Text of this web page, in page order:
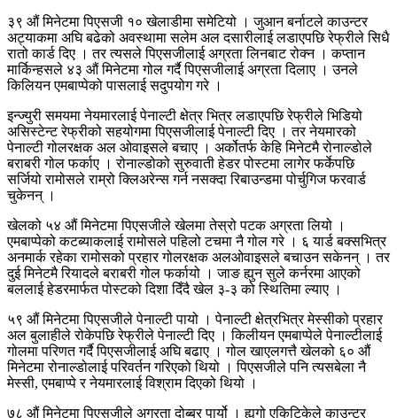
३९ औं मिनेटमा पिएसजी १० खेलाडीमा समेटियो । जुआन बर्नाटले काउन्टर
अट्याकमा अघि बढेको अवस्थामा सलेम अल दसारीलाई लडाएपछि रेफ्रीले सिधै
रातो कार्ड दिए । तर त्यसले पिएसजीलाई अग्रता लिनबाट रोक्न । कप्तान
मार्किन्हसले ४३ औं मिनेटमा गोल गर्दै पिएसजीलाई अग्रता दिलाए । उनले
किलियन एमबाप्पेको पासलाई सदुपयोग गरे ।
इन्ज्युरी समयमा नेयमारलाई पेनाल्टी क्षेत्र भित्र लडाएपछि रेफ्रीले भिडियो
असिस्टेन्ट रेफ्रीको सहयोगमा पिएसजीलाई पेनाल्टी दिए । तर नेयमारको
पेनाल्टी गोलरक्षक अल ओवाइसले बचाए । अर्कोतर्फ केहि मिनेटमै रोनाल्डोले
बराबरी गोल फर्काए । रोनाल्डोको सुरुवाती हेडर पोस्टमा लागेर फर्केपछि
सर्जियो रामोसले राम्रो क्लिअरेन्स गर्न नसक्दा रिबाउन्डमा पोर्चुगिज फरवार्ड
चुकेनन् ।
खेलको ५४ औं मिनेटमा पिएसजीले खेलमा तेस्रो पटक अग्रता लियो ।
एमबाप्पेको कटब्याकलाई रामोसले पहिलो टचमा नै गोल गरे । ६ यार्ड बक्सभित्र
अनमार्क रहेका रामोसको प्रहार गोलरक्षक अलओवाइसले बचाउन सकेनन् । तर
दुई मिनेटमै रियादले बराबरी गोल फर्कायो । जाङ ह्युन सुले कर्नरमा आएको
बललाई हेडरमार्फत पोस्टको दिशा दिँदै खेल ३-३ को स्थितिमा ल्याए ।
५९ औं मिनेटमा पिएसजीले पेनाल्टी पायो । पेनाल्टी क्षेत्रभित्र मेस्सीको प्रहार
अल बुलाहीले रोकेपछि रेफ्रीले पेनाल्टी दिए । किलीयन एमबाप्पेले पेनाल्टीलाई
गोलमा परिणत गर्दै पिएसजीलाई अघि बढाए । गोल खाएलगत्तै खेलको ६० औं
मिनेटमा रोनाल्डोलाई परिवर्तन गरिएको थियो । पिएसजीले पनि त्यसबेला नै
मेस्सी, एमबाप्पे र नेयमारलाई विश्राम दिएको थियो ।
७८ औं मिनेटमा पिएसजीले अग्रता दोब्बर पार्यो । ह्युगो एकिटिकेले काउन्टर